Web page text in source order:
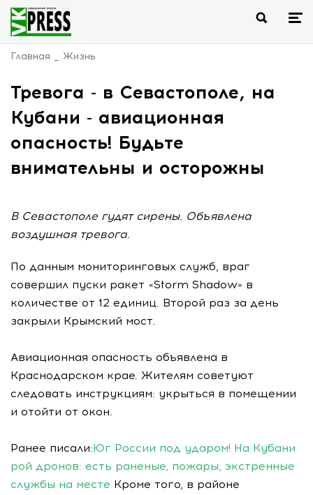
Главная Жизнь
Тревога - в Севастополе, на
Кубани - авиационная
опасность! Будьте
внимательны и осторожны
В Севастополе гудят сирены. Объявлена
воздушная тревога.
По данным мониторинговых служб, враг
совершил пуски ракет «Storm Shadow» в
количестве от 12 единиц. Второй раз за день
закрыли Крымский мост.
Авиационная опасность объявлена в
Краснодарском крае. Жителям советуют
следовать инструкциям: укрыться в помещении
и отойти от окон.
Ранее писали:Юг России под ударом! На Кубани
рой дронов: есть раненые, пожары, экстренные
службы на месте Кроме того, в районе